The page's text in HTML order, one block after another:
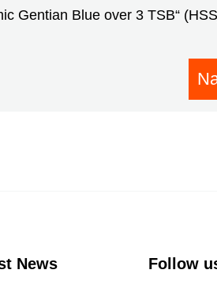
Gentian Blue over 3 TSB“
News Follow